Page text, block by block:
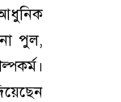
আধুনিক
পুল,